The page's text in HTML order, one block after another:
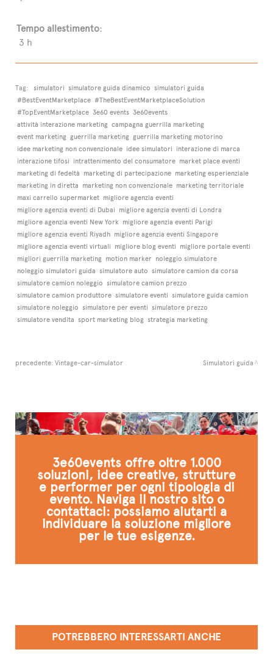
Tempo allestimento:
3 h
Tag: simulatori simulatore guida dinamico simulatori guida
#BestEventMarketplace #TheBestEventMarketplaceSolution
#TopEventMarketplace 3e60 events 3e60events
attività interazione marketing campagna guerrilla marketing
event marketing guerrilla marketing guerrilla marketing motorino
idee marketing non convenzionale idee simulatori interazione di marca
interazione tifosi intrattenimento del consumatore market place eventi
marketing di fedeltà marketing di partecipazione marketing esperienziale
marketing in diretta marketing non convenzionale marketing territoriale
maxi carrello supermarket migliore agenzia eventi
migliore agenzia eventi di Dubai migliore agenzia eventi di Londra
migliore agenzia eventi New York migliore agenzia eventi Parigi
migliore agenzia eventi Riyadh migliore agenzia eventi Singapore
migliore agenzia eventi virtuali migliore blog eventi migliore portale eventi
migliori guerrilla marketing motion marker noleggio simulatore
noleggio simulatori guida simulatore auto simulatore camion da corsa
simulatore camion noleggio simulatore camion prezzo
simulatore camion produttore simulatore eventi simulatore guida camion
simulatore noleggio simulatore per eventi simulatore prezzo
simulatore vendita sport marketing blog strategia marketing
precedente: Vintage-car-simulator Simulatori guida
3e60events offre oltre 1.000
soluzioni, idee creative, strutture
e performer per ogni tipologia di
evento. Naviga il nostro sito o
contattaci: possiamo aiutarti a
individuare la soluzione migliore
per le tue esigenze.
POTREBBERO INTERESSARTI ANCHE